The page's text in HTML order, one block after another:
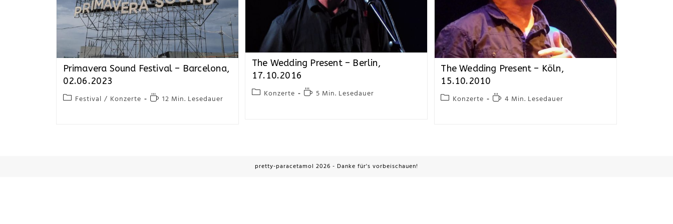
Primavera Sound Festival – Barcelona,
02.06.2023
Festival / Konzerte 12 Min. Lesedauer
The Wedding Present – Berlin,
17.10.2016
Konzerte 5 Min. Lesedauer
The Wedding Present – Köln,
15.10.2010
Konzerte 4 Min. Lesedauer
pretty-paracetamol 2026 - Danke für's vorbeischauen!